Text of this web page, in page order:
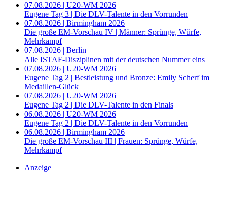
07.08.2026 | U20-WM 2026
Eugene Tag 3 | Die DLV-Talente in den Vorrunden
07.08.2026 | Birmingham 2026
Die große EM-Vorschau IV | Männer: Sprünge, Würfe,
Mehrkampf
07.08.2026 | Berlin
Alle ISTAF-Disziplinen mit der deutschen Nummer eins
07.08.2026 | U20-WM 2026
Eugene Tag 2 | Bestleistung und Bronze: Emily Scherf im
Medaillen-Glück
07.08.2026 | U20-WM 2026
Eugene Tag 2 | Die DLV-Talente in den Finals
06.08.2026 | U20-WM 2026
Eugene Tag 2 | Die DLV-Talente in den Vorrunden
06.08.2026 | Birmingham 2026
Die große EM-Vorschau III | Frauen: Sprünge, Würfe,
Mehrkampf
Anzeige